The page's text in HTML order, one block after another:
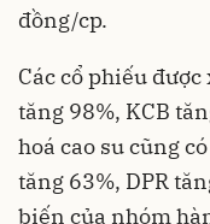
đồng/cp.
Các cổ phiếu
tăng 98%, KCB
hoá cao su cũng
tăng 63%, DPR
biến của nhóm